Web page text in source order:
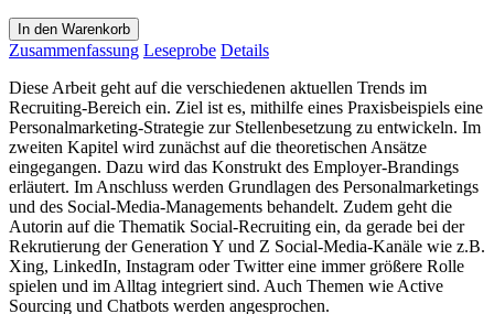
In den Warenkorb
Zusammenfassung Leseprobe Details
Diese Arbeit geht auf die verschiedenen aktuellen Trends im
Recruiting-Bereich ein. Ziel ist es, mithilfe eines Praxisbeispiels eine
Personalmarketing-Strategie zur Stellenbesetzung zu entwickeln. Im
zweiten Kapitel wird zunächst auf die theoretischen Ansätze
eingegangen. Dazu wird das Konstrukt des Employer-Brandings
erläutert. Im Anschluss werden Grundlagen des Personalmarketings
und des Social-Media-Managements behandelt. Zudem geht die
Autorin auf die Thematik Social-Recruiting ein, da gerade bei der
Rekrutierung der Generation Y und Z Social-Media-Kanäle wie z.B.
Xing, LinkedIn, Instagram oder Twitter eine immer größere Rolle
spielen und im Alltag integriert sind. Auch Themen wie Active
Sourcing und Chatbots werden angesprochen.